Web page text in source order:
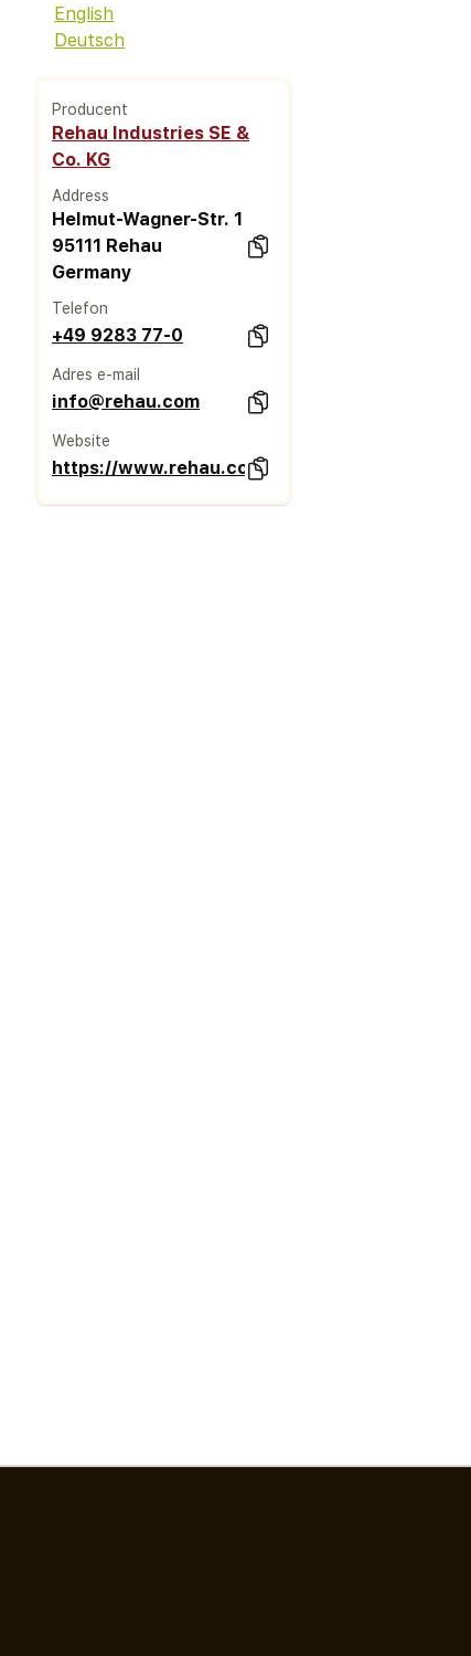
English
Deutsch
Producent
Rehau Industries SE &
Co. KG
Address
Helmut-Wagner-Str. 1
95111 Rehau
Germany
Telefon
+49 9283 77-0
Adres e-mail
info@rehau.com
Website
https://www.rehau.com